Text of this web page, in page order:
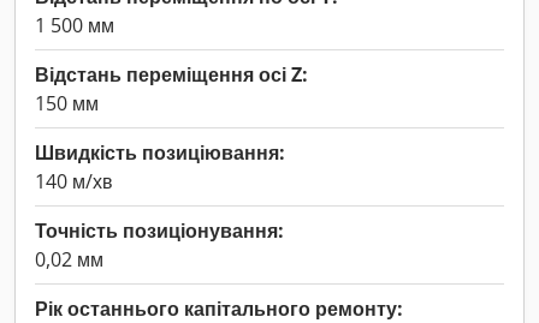
1 500 мм
Відстань переміщення осі Z:
150 мм
Швидкість позиціювання:
140 м/хв
Точність позиціонування:
0,02 мм
Рік останнього капітального ремонту: